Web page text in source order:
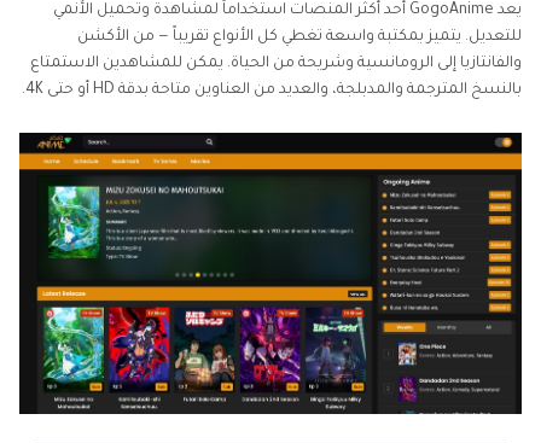
يعد GogoAnime أحد أكثر المنصات استخداماً لمشاهدة وتحميل الأنمي
للتعديل. يتميز بمكتبة واسعة تغطي كل الأنواع تقريباً — من الأكشن
والفانتازيا إلى الرومانسية وشريحة من الحياة. يمكن للمشاهدين الاستمتاع
بالنسخ المترجمة والمدبلجة، والعديد من العناوين متاحة بدقة HD أو حتى 4K.